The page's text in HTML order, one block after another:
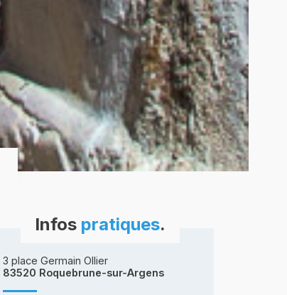
Infos pratiques.
3 place Germain Ollier
83520 Roquebrune-sur-Argens